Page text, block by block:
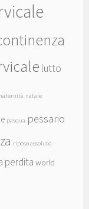
lutto
natale
pasqua pessario
riposo assoluto
perdita world